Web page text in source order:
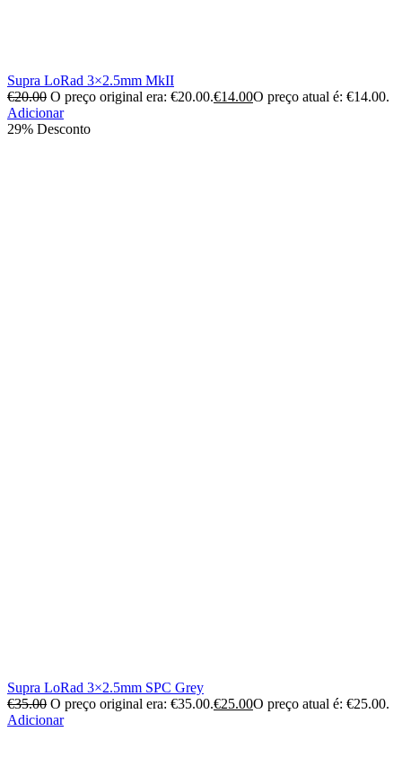
Supra LoRad 3×2.5mm MkII
€20.00 O preço original era: €20.00.€14.00O preço atual é: €14.00.
Adicionar
29% Desconto
Supra LoRad 3×2.5mm SPC Grey
€35.00 O preço original era: €35.00.€25.00O preço atual é: €25.00.
Adicionar